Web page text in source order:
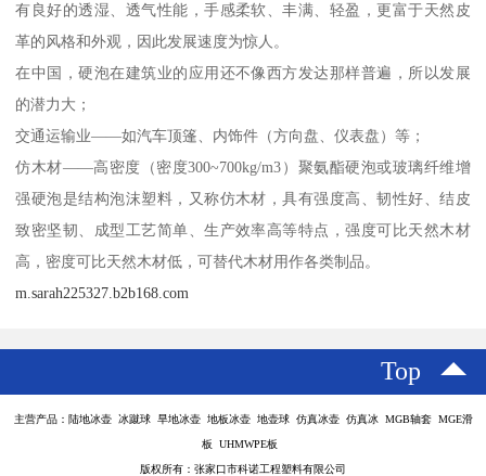
有良好的透湿、透气性能，手感柔软、丰满、轻盈，更富于天然皮
革的风格和外观，因此发展速度为惊人。
在中国，硬泡在建筑业的应用还不像西方发达那样普遍，所以发展
的潜力大；
交通运输业——如汽车顶篷、内饰件（方向盘、仪表盘）等；
仿木材——高密度（密度300~700kg/m3）聚氨酯硬泡或玻璃纤维增
强硬泡是结构泡沫塑料，又称仿木材，具有强度高、韧性好、结皮
致密坚韧、成型工艺简单、生产效率高等特点，强度可比天然木材
高，密度可比天然木材低，可替代木材用作各类制品。
m.sarah225327.b2b168.com
Top
主营产品：陆地冰壶 冰蹴球 旱地冰壶 地板冰壶 地壶球 仿真冰壶 仿真冰 MGB轴套 MGE滑
板 UHMWPE板
版权所有：张家口市科诺工程塑料有限公司